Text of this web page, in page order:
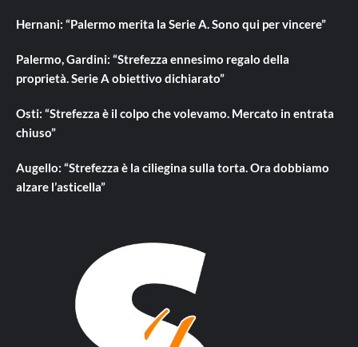
Hernani: “Palermo merita la Serie A. Sono qui per vincere”
Palermo, Gardini: “Strefezza ennesimo regalo della
proprietà. Serie A obiettivo dichiarato”
Osti: “Strefezza è il colpo che volevamo. Mercato in entrata
chiuso”
Augello: “Strefezza è la ciliegina sulla torta. Ora dobbiamo
alzare l’asticella”